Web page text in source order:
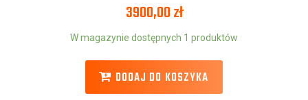
3900,00zł
W magazynie dostępnych 1 produktów
DODAJ DO KOSZYKA